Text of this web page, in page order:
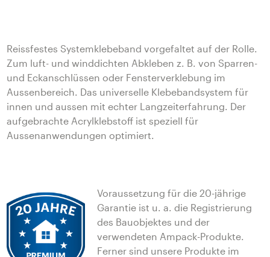
Reissfestes Systemklebeband vorgefaltet auf der Rolle.
Zum luft- und winddichten Abkleben z. B. von Sparren-
und Eckanschlüssen oder Fensterverklebung im
Aussenbereich. Das universelle Klebebandsystem für
innen und aussen mit echter Langzeiterfahrung. Der
aufgebrachte Acrylklebstoff ist speziell für
Aussenanwendungen optimiert.
Voraussetzung für die 20-jährige
Garantie ist u. a. die Registrierung
des Bauobjektes und der
verwendeten Ampack-Produkte.
Ferner sind unsere Produkte im